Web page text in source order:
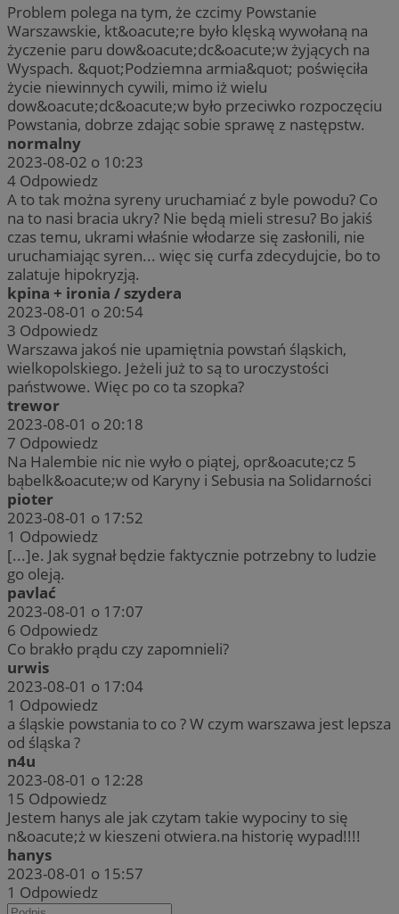
Problem polega na tym, że czcimy Powstanie
Warszawskie, kt&oacute;re było klęską wywołaną na
życzenie paru dow&oacute;dc&oacute;w żyjących na
Wyspach. &quot;Podziemna armia&quot; poświęciła
życie niewinnych cywili, mimo iż wielu
dow&oacute;dc&oacute;w było przeciwko rozpoczęciu
Powstania, dobrze zdając sobie sprawę z następstw.
normalny
2023-08-02 o 10:23
4 Odpowiedz
A to tak można syreny uruchamiać z byle powodu? Co
na to nasi bracia ukry? Nie będą mieli stresu? Bo jakiś
czas temu, ukrami właśnie włodarze się zasłonili, nie
uruchamiając syren... więc się curfa zdecydujcie, bo to
zalatuje hipokryzją.
kpina + ironia / szydera
2023-08-01 o 20:54
3 Odpowiedz
Warszawa jakoś nie upamiętnia powstań śląskich,
wielkopolskiego. Jeżeli już to są to uroczystości
państwowe. Więc po co ta szopka?
trewor
2023-08-01 o 20:18
7 Odpowiedz
Na Halembie nic nie wyło o piątej, opr&oacute;cz 5
bąbelk&oacute;w od Karyny i Sebusia na Solidarności
pioter
2023-08-01 o 17:52
1 Odpowiedz
[...]e. Jak sygnał będzie faktycznie potrzebny to ludzie
go oleją.
pavlać
2023-08-01 o 17:07
6 Odpowiedz
Co brakło prądu czy zapomnieli?
urwis
2023-08-01 o 17:04
1 Odpowiedz
a śląskie powstania to co ? W czym warszawa jest lepsza
od śląska ?
n4u
2023-08-01 o 12:28
15 Odpowiedz
Jestem hanys ale jak czytam takie wypociny to się
n&oacute;ż w kieszeni otwiera.na historię wypad!!!!
hanys
2023-08-01 o 15:57
1 Odpowiedz